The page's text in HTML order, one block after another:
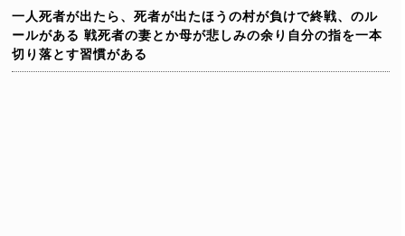
一人死者が出たら、死者が出たほうの村が負けで終戦、のル
ールがある 戦死者の妻とか母が悲しみの余り自分の指を一本
切り落とす習慣がある